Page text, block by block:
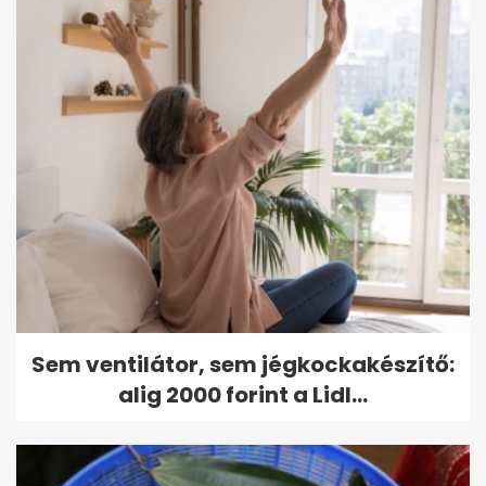
Sem ventilátor, sem jégkockakészítő:
alig 2000 forint a Lidl...